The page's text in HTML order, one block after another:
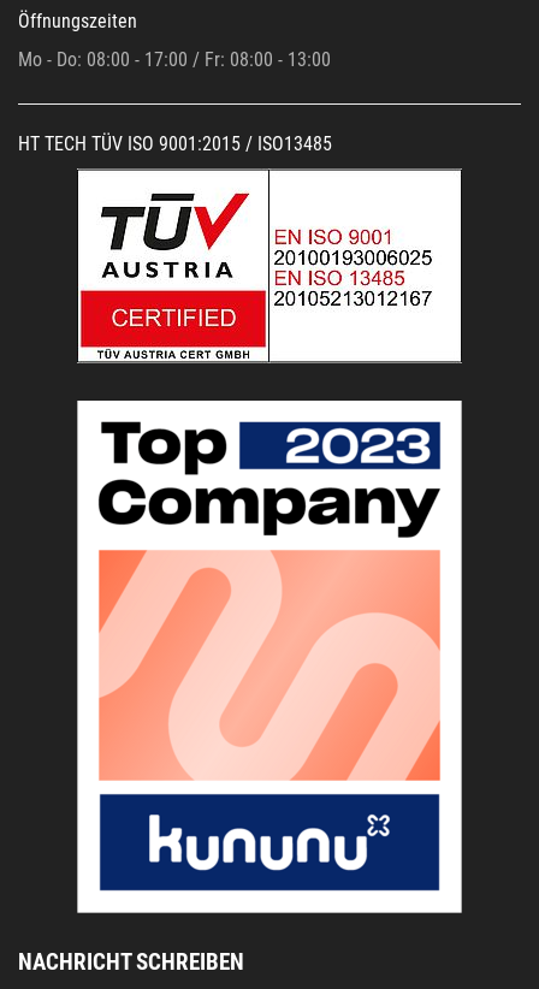
Öffnungszeiten
Mo - Do: 08:00 - 17:00 / Fr: 08:00 - 13:00
HT TECH TÜV ISO 9001:2015 / ISO13485
NACHRICHT SCHREIBEN